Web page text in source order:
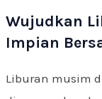
Wujudkan
Impian
Liburan musim